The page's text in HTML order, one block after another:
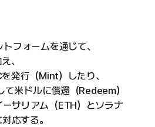
フォームを通じて、
、
発行（Mint）したり、
米ドルに償還（Redeem）
サリアム（ETH）とソラナ
応する。